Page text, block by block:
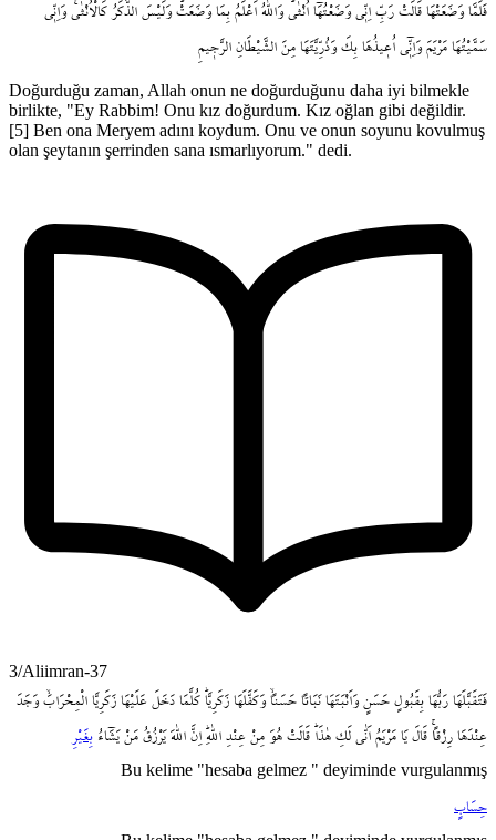
فَلَمَّا وَضَعَتْهَا قَالَتْ رَبِّ اِنّ۪ي وَضَعْتُهَٓا اُنْثٰىۜ وَاللّٰهُ اَعْلَمُ بِمَا وَضَعَتْۜ وَلَيْسَ الذَّكَرُ كَالْاُنْثٰىۚ وَاِنّ۪ي
سَمَّيْتُهَا مَرْيَمَ وَاِنّ۪ٓي اُع۪يذُهَا بِكَ وَذُرِّيَّتَهَا مِنَ الشَّيْطَانِ الرَّج۪يمِ
Doğurduğu zaman, Allah onun ne doğurduğunu daha iyi bilmekle
birlikte, "Ey Rabbim! Onu kız doğurdum. Kız oğlan gibi değildir.
[5] Ben ona Meryem adını koydum. Onu ve onun soyunu kovulmuş
olan şeytanın şerrinden sana ısmarlıyorum." dedi.
3/Aliimran-37
فَتَقَبَّلَهَا رَبُّهَا بِقَبُولٍ حَسَنٍ وَاَنْبَتَهَا نَبَاتاً حَسَناًۙ وَكَفَّلَهَا زَكَرِيَّاۜ كُلَّمَا دَخَلَ عَلَيْهَا زَكَرِيَّا الْمِحْرَابَۙ وَجَدَ
عِنْدَهَا رِزْقاًۚ قَالَ يَا مَرْيَمُ اَنّٰى لَكِ هٰذَاۜ قَالَتْ هُوَ مِنْ عِنْدِ اللّٰهِۜ اِنَّ اللّٰهَ يَرْزُقُ مَنْ يَشَٓاءُ بِغَيْرِ
Bu kelime "hesaba gelmez " deyiminde vurgulanmış
حِسَابٍ